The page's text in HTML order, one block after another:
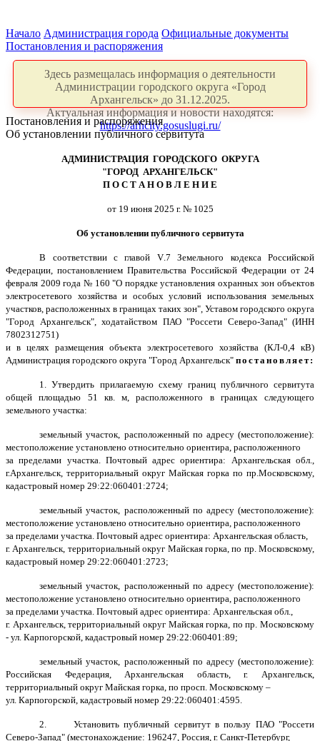
Начало Администрация города Официальные документы
Постановления и распоряжения
Здесь размещалась информация о деятельности
Администрации городского округа «Город
Архангельск» до 31.12.2025.
Актуальная информация и новости находятся:
https://arhcity.gosuslugi.ru/
Постановления и распоряжения
Об установлении публичного сервитута
АДМИНИСТРАЦИЯ ГОРОДСКОГО ОКРУГА
"ГОРОД АРХАНГЕЛЬСК"
П О С Т А Н О В Л Е Н И Е
от 19 июня 2025 г. № 1025
Об установлении публичного сервитута
В соответствии с главой V.7 Земельного кодекса Российской
Федерации, постановлением Правительства Российской Федерации от 24
февраля 2009 года № 160 "О порядке установления охранных зон объектов
электросетевого хозяйства и особых условий использования земельных
участков, расположенных в границах таких зон", Уставом городского округа
"Город Архангельск", ходатайством ПАО "Россети Северо-Запад" (ИНН
7802312751)
и в целях размещения объекта электросетевого хозяйства (КЛ-0,4 кВ)
Администрация городского округа "Город Архангельск" постановляет:
1. Утвердить прилагаемую схему границ публичного сервитута
общей площадью 51 кв. м, расположенного в границах следующего
земельного участка:
земельный участок, расположенный по адресу (местоположение):
местоположение установлено относительно ориентира, расположенного
за пределами участка. Почтовый адрес ориентира: Архангельская обл.,
г.Архангельск, территориальный округ Майская горка по пр.Московскому,
кадастровый номер 29:22:060401:2724;
земельный участок, расположенный по адресу (местоположение):
местоположение установлено относительно ориентира, расположенного
за пределами участка. Почтовый адрес ориентира: Архангельская область,
г. Архангельск, территориальный округ Майская горка, по пр. Московскому,
кадастровый номер 29:22:060401:2723;
земельный участок, расположенный по адресу (местоположение):
местоположение установлено относительно ориентира, расположенного
за пределами участка. Почтовый адрес ориентира: Архангельская обл.,
г. Архангельск, территориальный округ Майская горка, по пр. Московскому
- ул. Карпогорской, кадастровый номер 29:22:060401:89;
земельный участок, расположенный по адресу (местоположение):
Российская Федерация, Архангельская область, г. Архангельск,
территориальный округ Майская горка, по просп. Московскому –
ул. Карпогорской, кадастровый номер 29:22:060401:4595.
2. Установить публичный сервитут в пользу ПАО "Россети
Северо-Запад" (местонахождение: 196247, Россия, г. Санкт-Петербург,